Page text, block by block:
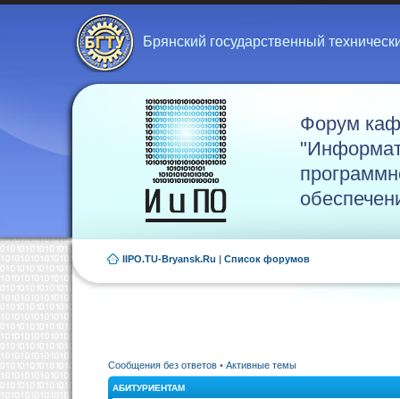
Брянский государственный
Форум
IIPO.TU-Bryansk.Ru | Список форумов
Сообщения без ответов • Активные темы
АБИТУРИЕНТАМ